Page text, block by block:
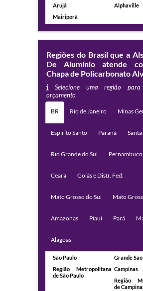
Arujá
Alphaville
Mairiporã
Regiões do Brasil que a
De Alumínio atende
Chapa de Policarbonato
Selecione uma região
orçamento
BR Rio de Janeiro Minas
Espírito Santo Paraná
Rio Grande do Sul Pernambuco
Ceará Goiás e Distr. Fed.
Mato Grosso do Sul Mato
Amazonas Piauí Pará
Alagoas
São Paulo
Grande
Região Metropolitana
de São Paulo
Campinas
Região
de